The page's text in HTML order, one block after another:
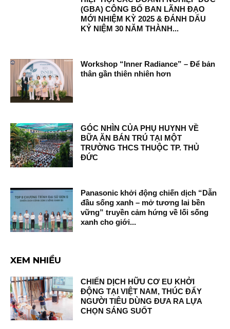
(GBA) CÔNG BỐ BAN LÃNH ĐẠO
MỚI NHIỆM KỲ 2025 & ĐÁNH DẤU
KỶ NIỆM 30 NĂM THÀNH...
Workshop “Inner Radiance” – Để bản
thân gần thiên nhiên hơn
GÓC NHÌN CỦA PHỤ HUYNH VỀ
BỮA ĂN BÁN TRÚ TẠI MỘT
TRƯỜNG THCS THUỘC TP. THỦ
ĐỨC
Panasonic khởi động chiến dịch “Dẫn
đầu sống xanh – mở tương lai bền
vững” truyền cảm hứng về lối sống
xanh cho giới...
XEM NHIỀU
CHIẾN DỊCH HỮU CƠ EU KHỞI
ĐỘNG TẠI VIỆT NAM, THÚC ĐẨY
NGƯỜI TIÊU DÙNG ĐƯA RA LỰA
CHỌN SÁNG SUỐT